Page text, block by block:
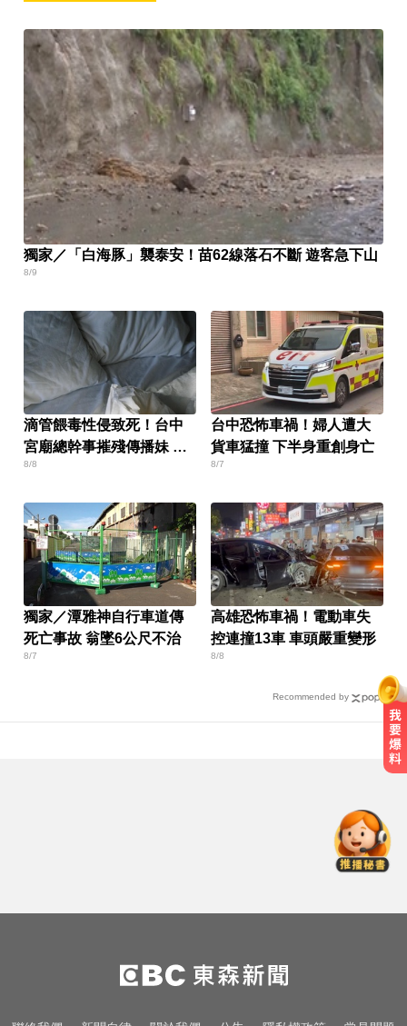
獨家／「白海豚」襲泰安！苗62線落石不斷 遊客急下山
8/9
滴管餵毒性侵致死！台中
宮廟總幹事摧殘傳播妹 下
場出爐
8/8
台中恐怖車禍！婦人遭大
貨車猛撞 下半身重創身亡
8/7
獨家／潭雅神自行車道傳
死亡事故 翁墜6公尺不治
8/7
高雄恐怖車禍！電動車失
控連撞13車 車頭嚴重變形
8/8
Recommended by
醫師憂受騙：恐是幻謊者
她砸錢演女主「60場吻戲狂伸舌」
男星硬撐拍完...慘下架